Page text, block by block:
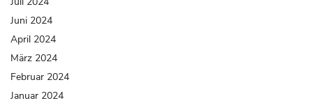
Juni 2024
April 2024
März 2024
Februar 2024
Januar 2024